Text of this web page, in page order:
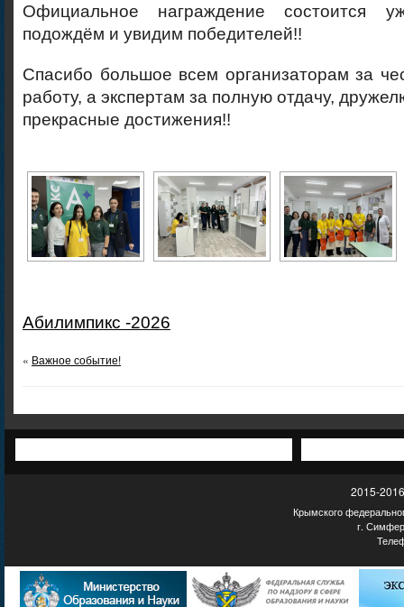
Официальное награждение состоится
подождём и увидим победителей!!
Спасибо большое всем организаторам за
работу, а экспертам за полную отдачу,
прекрасные достижения!!
Абилимпикс -2026
« Важное событие!
2015-
Крымского
г.